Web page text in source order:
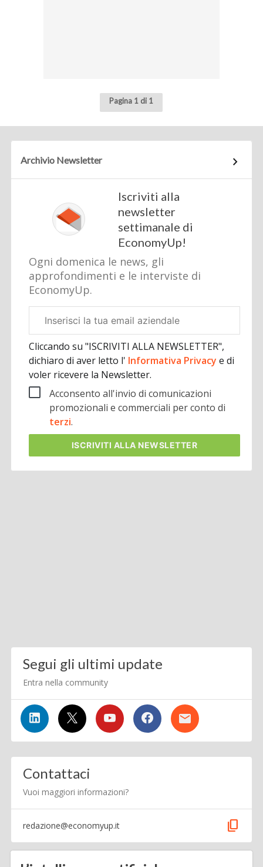
Pagina 1 di 1
Archivio Newsletter
Iscriviti alla
newsletter
settimanale di
EconomyUp!
Ogni domenica le news, gli
approfondimenti e le interviste di
EconomyUp.
aziendale
Cliccando su "ISCRIVITI ALLA NEWSLETTER",
dichiaro di aver letto l' Informativa Privacye di
voler ricevere la Newsletter.
Acconsento all'invio di comunicazioni
promozionali e commerciali per conto di
terzi.
ISCRIVITI ALLA NEWSLETTER
Segui gli ultimi update
Entra nella community
Contattaci
Vuoi maggiori informazioni?
redazione@economyup.it content_copy